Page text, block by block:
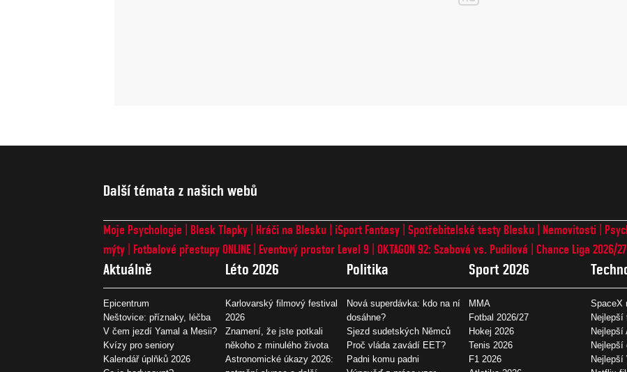
Další témata z našich webů
Moje Psychologie Blesk Tlapky Hráči na Blesku iSport Fantasy Spotřebitelské testy Blesku Nemovitosti
mýty
Fotbalové přestupy ONLINE Eventový prostor Level 9 OKTAGON 92: Szabová vs. Pudilová Chance Liga 2026/27
Aktuálně
Epicentrum
Neštovice: příznaky, léčba
V čem jezdí Yamal a Mesii?
Kvízy pro seniory
Kalendář úplňků 2026
Léto 2026
Karlovarský filmový festival
2026
Znamení, že jste potkali
někoho z minulého života
Astronomické úkazy 2026:
Politika
Nová superdávka: kdo na ní
dosáhne?
Sjezd sudetských Němců
Proč vláda zavádí EET?
Padni komu padni
Sport 2026
MMA
Fotbal 2026/27
Hokej 2026
Tenis 2026
F1 2026
SpaceX
Nejlepší
Nejlepší
Nejlepší
Nejlepší